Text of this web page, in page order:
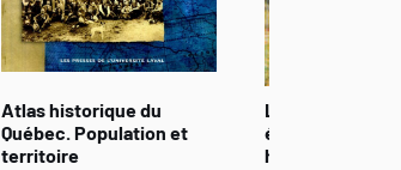
Atlas historique du
Québec. Population et
territoire
Le coût du sol.
études de
historique